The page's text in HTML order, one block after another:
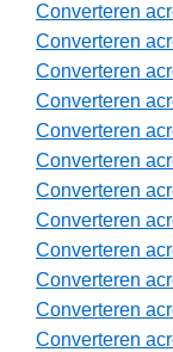
Converteren
Converteren
Converteren
Converteren
Converteren
Converteren
Converteren
Converteren
Converteren
Converteren
Converteren
Converteren